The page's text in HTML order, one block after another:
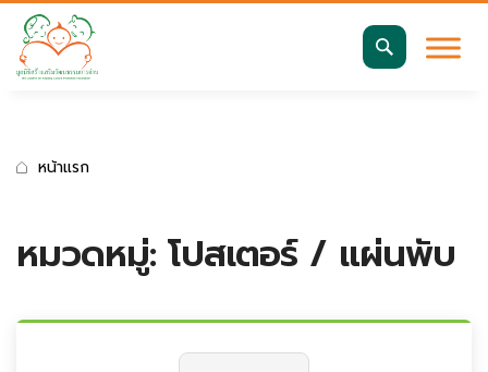
มาตรฐานการเข้าถึงเว็บ WCAG 2.2 AA
หน้าแรก
หมวดหมู่: โปสเตอร์ / แผ่นพับ